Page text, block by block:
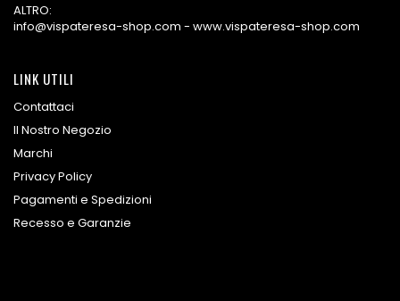
ALTRO:
info@vispateresa-shop.com - www.vispateresa-shop.com
LINK UTILI
Contattaci
Il Nostro Negozio
Marchi
Privacy Policy
Pagamenti e Spedizioni
Recesso e Garanzie